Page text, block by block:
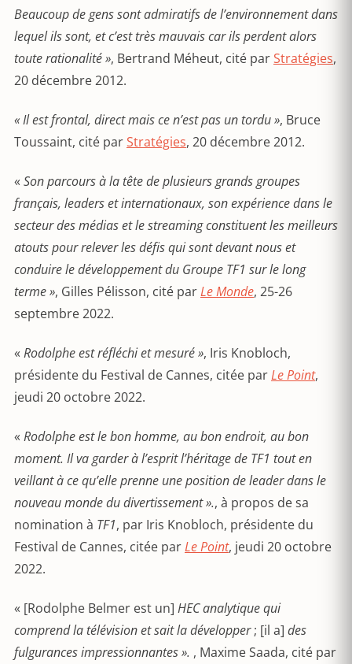
Beaucoup de gens sont admiratifs de l’environnement dans
lequel ils sont, et c’est très mauvais car ils perdent alors
toute rationalité », Bertrand Méheut, cité parStratégies,
20 décembre 2012.
« Il est frontal, direct mais ce n’est pas un tordu », Bruce
Toussaint, cité parStratégies, 20 décembre 2012.
« Son parcours à la tête de plusieurs grands groupes
français, leaders et internationaux, son expérience dans le
secteur des médias et le streaming constituent les meilleurs
atouts pour relever les défis qui sont devant nous et
conduire le développement du Groupe TF1 sur le long
terme », Gilles Pélisson, cité parLe Monde, 25-26
septembre 2022.
« Rodolphe est réfléchi et mesuré », Iris Knobloch,
présidente du Festival de Cannes, citée parLe Point,
jeudi 20 octobre 2022.
« Rodolphe est le bon homme, au bon endroit, au bon
moment. Il va garder à l’esprit l’héritage de TF1 tout en
veillant à ce qu’elle prenne une position de leader dans le
nouveau monde du divertissement »., à propos de sa
nomination à TF1, par Iris Knobloch, présidente du
Festival de Cannes, citée parLe Point, jeudi 20 octobre
2022.
« [Rodolphe Belmer est un] HEC analytique qui
comprend la télévision et sait la développer; [il a] des
fulgurances impressionnantes ». , Maxime Saada, cité par